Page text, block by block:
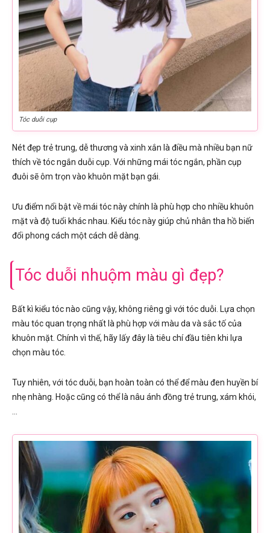
Tóc duỗi cụp
Nét đẹp trẻ trung, dễ thương và xinh xắn là điều mà nhiều bạn nữ
thích về tóc ngắn duỗi cụp. Với những mái tóc ngắn, phần cụp
đuôi sẽ ôm trọn vào khuôn mặt bạn gái.
Ưu điểm nổi bật về mái tóc này chính là phù hợp cho nhiều khuôn
mặt và độ tuổi khác nhau. Kiểu tóc này giúp chủ nhân tha hồ biến
đổi phong cách một cách dễ dàng.
Tóc duỗi nhuộm màu gì đẹp?
Bất kì kiểu tóc nào cũng vậy, không riêng gì với tóc duỗi. Lựa chọn
màu tóc quan trọng nhất là phù hợp với màu da và sắc tố của
khuôn mặt. Chính vì thế, hãy lấy đây là tiêu chí đầu tiên khi lựa
chọn màu tóc.
Tuy nhiên, với tóc duỗi, bạn hoàn toàn có thể để màu đen huyền bí
nhẹ nhàng. Hoặc cũng có thể là nâu ánh đồng trẻ trung, xám khói,